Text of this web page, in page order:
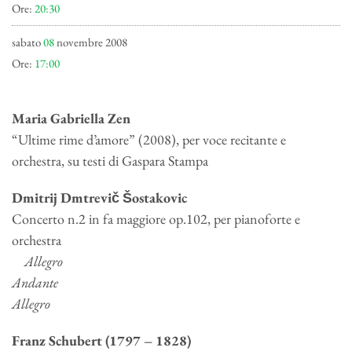
Ore: 20:30
sabato08novembre 2008
Ore: 17:00
Maria Gabriella Zen
“Ultime rime d’amore” (2008), per voce recitante e
orchestra, su testi di Gaspara Stampa
Dmitrij Dmtrevič Šostakovic
Concerto n.2 in fa maggiore op.102, per pianoforte e
orchestra
Allegro
Andante
Allegro
Franz Schubert (1797 – 1828)